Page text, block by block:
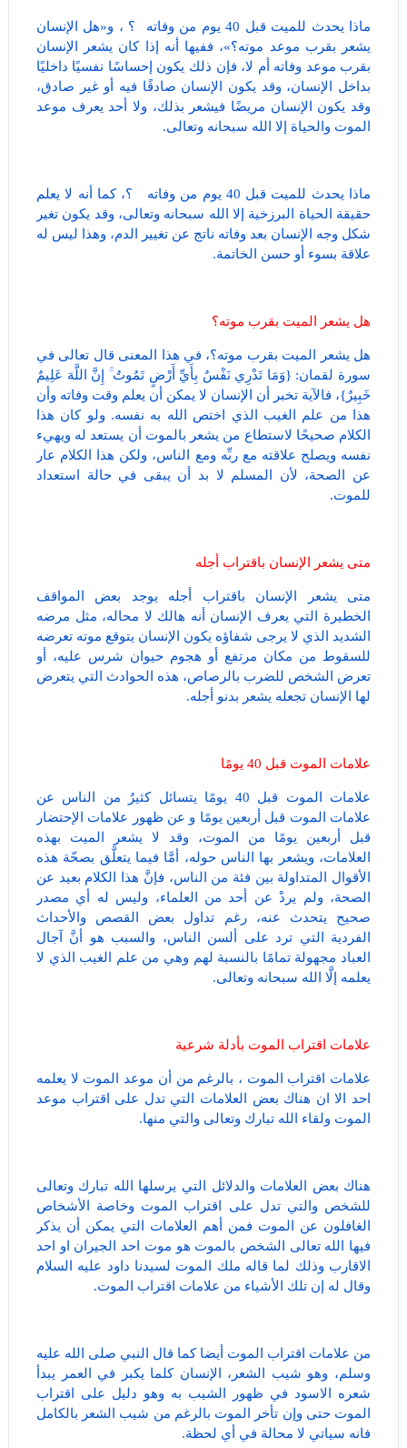
ماذا يحدث للميت قبل 40 يوم من وفاته ؟ ، و«هل الإنسان
يشعر بقرب موعد موته؟»، ففيها أنه إذا كان يشعر الإنسان
بقرب موعد وفاته أم لا، فإن ذلك يكون إحساسًا نفسيًا داخليًا
بداخل الإنسان، وقد يكون الإنسان صادقًا فيه أو غير صادق،
وقد يكون الإنسان مريضًا فيشعر بذلك، ولا أحد يعرف موعد
الموت والحياة إلا الله سبحانه وتعالى.
ماذا يحدث للميت قبل 40 يوم من وفاته ؟، كما أنه لا يعلم
حقيقة الحياة البرزخية إلا الله سبحانه وتعالى، وقد يكون تغير
شكل وجه الإنسان بعد وفاته ناتج عن تغيير الدم، وهذا ليس له
علاقة بسوء أو حسن الخاتمة.
هل يشعر الميت بقرب موته؟
هل يشعر الميت بقرب موته؟، في هذا المعنى قال تعالى في
سورة لقمان: {وَمَا تَدْرِي نَفْسٌ بِأَيِّ أَرْضٍ تَمُوتُ ۚ إِنَّ اللَّهَ عَلِيمٌ
خَبِيرٌ}، فالآية تخبر أن الإنسان لا يمكن أن يعلم وقت وفاته وأن
هذا من علم الغيب الذي اختص الله به نفسه. ولو كان هذا
الكلام صحيحًا لاستطاع من يشعر بالموت أن يستعد له ويهيء
نفسه ويصلح علاقته مع ربِّه ومع الناس، ولكن هذا الكلام عار
عن الصحة، لأن المسلم لا بد أن يبقى في حالة استعداد
للموت.
متى يشعر الإنسان باقتراب أجله
متى يشعر الإنسان باقتراب أجله يوجد بعض المواقف
الخطيرة التي يعرف الإنسان أنه هالك لا محاله، مثل مرضه
الشديد الذي لا يرجى شفاؤه يكون الإنسان يتوقع موته تعرضه
للسقوط من مكان مرتفع أو هجوم حيوان شرس عليه، أو
تعرض الشخص للضرب بالرصاص، هذه الحوادث التي يتعرض
لها الإنسان تجعله يشعر بدنو أجله.
علامات الموت قبل 40 يومًا
علامات الموت قبل 40 يومًا يتسائل كثيرٌ من الناس عن
علامات الموت قبل أربعين يومًا و عن ظهور علامات الإحتضار
قبل أربعين يومًا من الموت، وقد لا يشعر الميت بهذه
العلامات، ويشعر بها الناس حوله، أمَّا فيما يتعلَّق بصحّة هذه
الأقوال المتداولة بين فئة من الناس، فإنَّ هذا الكلام بعيد عن
الصحة، ولم يردْ عن أحد من العلماء، وليس له أي مصدر
صحيح يتحدث عنه، رغم تداول بعض القصص والأحداث
الفردية التي ترد على ألسن الناس، والسبب هو أنَّ آجال
العباد مجهولة تمامًا بالنسبة لهم وهي من علم الغيب الذي لا
يعلمه إلَّا الله سبحانه وتعالى.
علامات اقتراب الموت بأدلة شرعية
علامات اقتراب الموت ، بالرغم من أن موعد الموت لا يعلمه
احد الا ان هناك بعض العلامات التي تدل على اقتراب موعد
الموت ولقاء الله تبارك وتعالى والتي منها.
هناك بعض العلامات والدلائل التي يرسلها الله تبارك وتعالى
للشخص والتي تدل على اقتراب الموت وخاصة الأشخاص
الغافلون عن الموت فمن أهم العلامات التي يمكن أن يذكر
فيها الله تعالى الشخص بالموت هو موت احد الجيران او احد
الاقارب وذلك لما قاله ملك الموت لسيدنا داود عليه السلام
وقال له إن تلك الأشياء من علامات اقتراب الموت.
من علامات اقتراب الموت أيضا كما قال النبي صلى الله عليه
وسلم، وهو شيب الشعر، الإنسان كلما يكبر في العمر يبدأ
شعره الاسود في ظهور الشيب به وهو دليل على اقتراب
الموت حتى وإن تأخر الموت بالرغم من شيب الشعر بالكامل
فانه سياتي لا محالة في أي لحظة.